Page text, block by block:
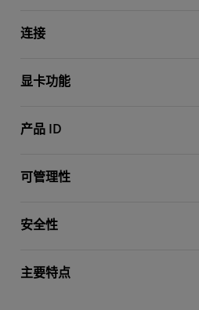
连接
显卡功能
产品 ID
可管理性
安全性
主要特点